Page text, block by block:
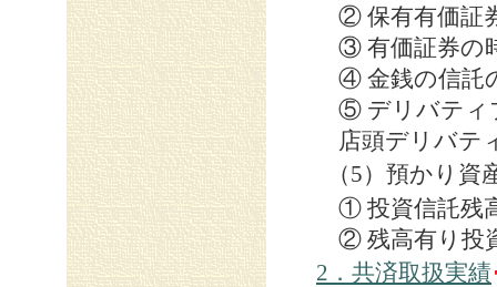
② 保有有価証
③ 有価証券の
④ 金銭の信託
⑤ デリバティ
店頭デリバテ
（5）預かり資
① 投資信託残
② 残高有り投
2．共済取扱実績